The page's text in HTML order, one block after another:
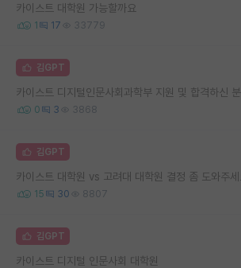
카이스트 대학원 가능할까요
1 17 33779
김GPT
카이스트 디지털인문사회과학부 지원 및 합격하신
0 3 3868
김GPT
카이스트 대학원 vs 고려대 대학원 결정 좀 도와주세
15 30 8807
김GPT
카이스트 디지털 인문사회 대학원